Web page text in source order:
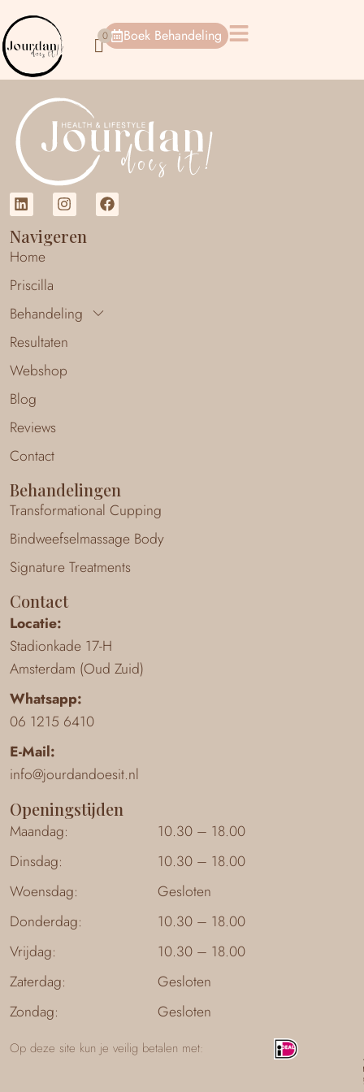
Boek Behandeling
Navigeren
Home
Priscilla
Behandeling
Resultaten
Webshop
Blog
Reviews
Contact
Behandelingen
Transformational Cupping
Bindweefselmassage Body
Signature Treatments
Contact
Locatie:
Stadionkade 17-H
Amsterdam (Oud Zuid)
Whatsapp:
06 1215 6410
E-Mail:
info@jourdandoesit.nl
Openingstijden
Maandag:
10.30 – 18.00
Dinsdag:
10.30 – 18.00
Woensdag:
Gesloten
Donderdag:
10.30 – 18.00
Vrijdag:
10.30 – 18.00
Zaterdag:
Gesloten
Zondag:
Gesloten
Op deze site kun je veilig betalen met: